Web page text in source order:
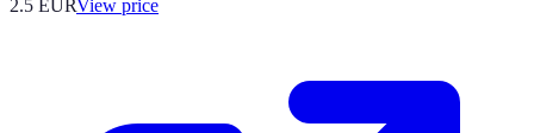
2.5 EURView price